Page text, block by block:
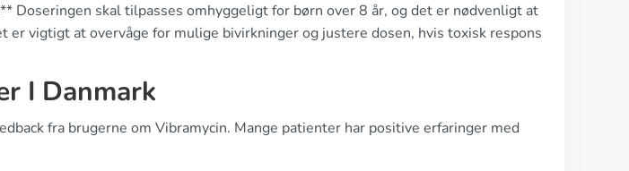
Doseringen skal tilpasses omhyggeligt for børn over 8 år, og det er nødvenligt at
vigtigt at overvåge for mulige bivirkninger og justere dosen, hvis toxisk respons
I Danmark
fra brugerne om Vibramycin. Mange patienter har positive erfaringer med